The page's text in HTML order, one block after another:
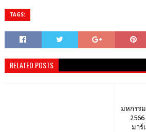
TAGS:
RELATED POSTS
มหกรร
มาร์